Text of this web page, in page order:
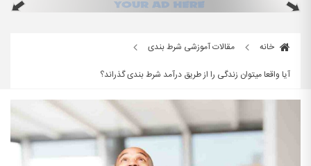
خانه
مقالات آموزشی شرط بندی
آیا واقعا میتوان زندگی را از طریق درآمد شرط بندی گذراند؟